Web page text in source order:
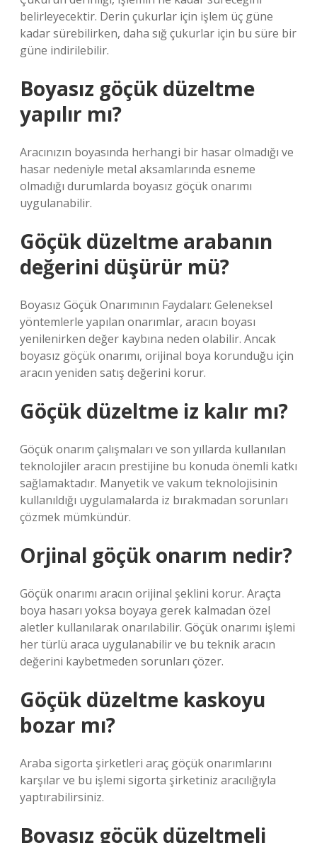
belirleyecektir. Derin çukurlar için işlem üç güne
kadar sürebilirken, daha sığ çukurlar için bu süre bir
güne indirilebilir.
Boyasız göçük düzeltme
yapılır mı?
Aracınızın boyasında herhangi bir hasar olmadığı ve
hasar nedeniyle metal aksamlarında esneme
olmadığı durumlarda boyasız göçük onarımı
uygulanabilir.
Göçük düzeltme arabanın
değerini düşürür mü?
Boyasız Göçük Onarımının Faydaları: Geleneksel
yöntemlerle yapılan onarımlar, aracın boyası
yenilenirken değer kaybına neden olabilir. Ancak
boyasız göçük onarımı, orijinal boya korunduğu için
aracın yeniden satış değerini korur.
Göçük düzeltme iz kalır mı?
Göçük onarım çalışmaları ve son yıllarda kullanılan
teknolojiler aracın prestijine bu konuda önemli katkı
sağlamaktadır. Manyetik ve vakum teknolojisinin
kullanıldığı uygulamalarda iz bırakmadan sorunları
çözmek mümkündür.
Orjinal göçük onarım nedir?
Göçük onarımı aracın orijinal şeklini korur. Araçta
boya hasarı yoksa boyaya gerek kalmadan özel
aletler kullanılarak onarılabilir. Göçük onarımı işlemi
her türlü araca uygulanabilir ve bu teknik aracın
değerini kaybetmeden sorunları çözer.
Göçük düzeltme kaskoyu
bozar mı?
Araba sigorta şirketleri araç göçük onarımlarını
karşılar ve bu işlemi sigorta şirketiniz aracılığıyla
yaptırabilirsiniz.
Boyasız göçük düzeltmeli